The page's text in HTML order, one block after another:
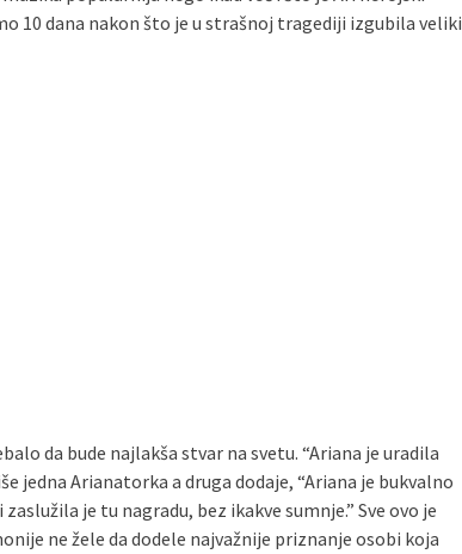
10 dana nakon što je u strašnoj tragediji izgubila veliki
da bude najlakša stvar na svetu. “Ariana je uradila
jedna Arianatorka a druga dodaje, “Ariana je bukvalno
je tu nagradu, bez ikakve sumnje.” Sve ovo je
ne žele da dodele najvažnije priznanje osobi koja